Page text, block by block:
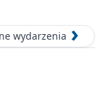
wydarzenia